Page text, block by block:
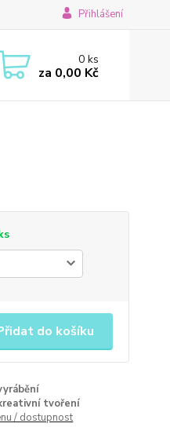
Přihlášení
0ks
za 0,00 Kč
do košíku
tvoření
/ dostupnost